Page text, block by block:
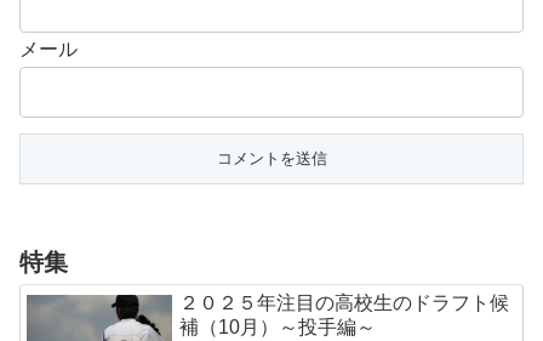
メール
特集
２０２５年注目の高校生のドラフト候
補（10月）～投手編～